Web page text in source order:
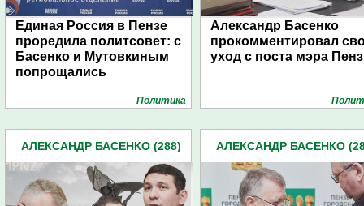
Единая Россия в Пензе
проредила политсовет: с
Басенко и Мутовкиным
попрощались
Политика
Александр Басенко
прокомментировал
уход с поста мэра
АЛЕКСАНДР БАСЕНКО (288) АЛЕКСАНДР БАСЕНКО